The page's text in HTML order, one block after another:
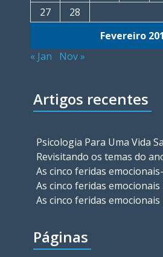
Fevereiro
27
28
« Jan Nov »
Artigos recentes
Psicologia Para Uma Vida
Revisitando os temas do
As cinco feridas
As cinco feridas emocionais
As cinco feridas emocionais
Páginas